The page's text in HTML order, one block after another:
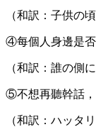
（和訳：子供の
④每個人身邊是否
（和訳：誰の側
⑤不想再聽幹話，
（和訳：ハッタ